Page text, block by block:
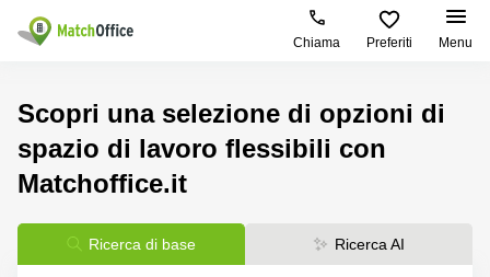
Chiama Preferiti Menu
Tipologie di
locali
commerciali
Ufficio
Business
Zone
Popolari
Milano
Ricerche
popolari
Milano
Coworking
Aiuto
Scopri una selezione di opzioni di
spazio di lavoro flessibili con
Matchoffice.it
Ricerca di base Ricerca AI